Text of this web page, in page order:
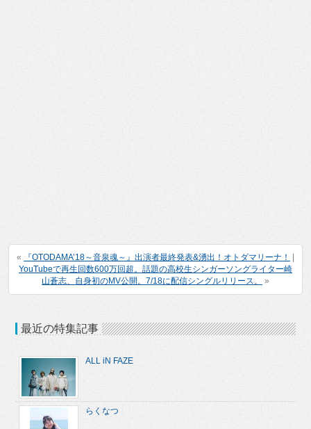
« 『OTODAMA’18～音泉魂～』出演者最終発表&湧出！オトダマリーナ！
YouTubeで再生回数600万回超。話題の高校生シンガーソングライター崎
山蒼志、自身初のMV公開。7/18に配信シングルリリース。
»
最近の特集記事
ALL iN FAZE
らくなつ